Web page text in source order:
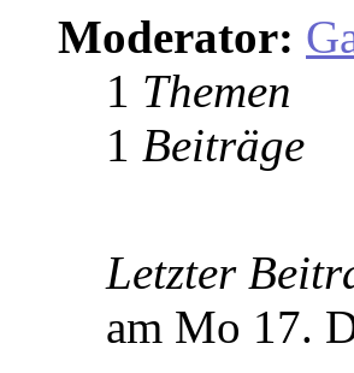
Moderator:
1 Themen
1 Beiträge
Letzter
am Mo 17.